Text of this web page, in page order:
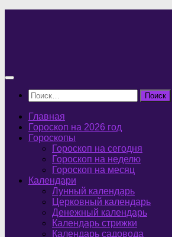
Найти:
Главная
Гороскоп на 2026 год
Гороскопы
Гороскоп на сегодня
Гороскоп на неделю
Гороскоп на месяц
Календари
Лунный календарь
Церковный календарь
Денежный календарь
Календарь стрижки
Календарь садовода